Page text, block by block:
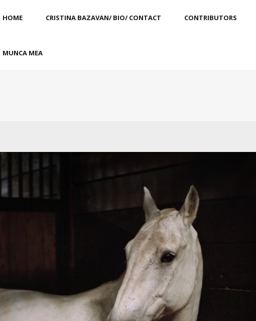
HOME CRISTINA BAZAVAN/ BIO/ CONTACT CONTRIBUTORS
MUNCA MEA